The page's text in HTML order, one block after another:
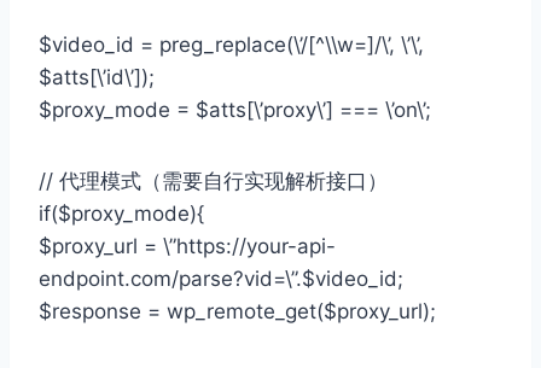
$video_id = preg_replace(\’/[^\\w=]/\’, \’\’,
$atts[\’id\’]);
$proxy_mode = $atts[\’proxy\’] === \’on\’;
// 代理模式（需要自行实现解析接口）
if($proxy_mode){
$proxy_url = \”https://your-api-
endpoint.com/parse?vid=\”.$video_id;
$response = wp_remote_get($proxy_url);